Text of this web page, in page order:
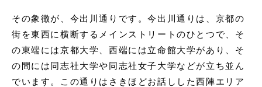
その象徴が、今出川通りです。今出川通りは、京都の
街を東西に横断するメインストリートのひとつで、そ
の東端には京都大学、西端には立命館大学があり、そ
の間には同志社大学や同志社女子大学などが立ち並ん
でいます。この通りはさきほどお話しした西陣エリア